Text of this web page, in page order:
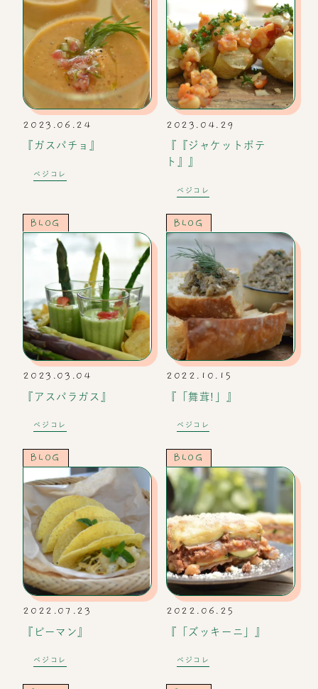
2023.06.24
『ガスパチョ』
ベジコレ
2023.04.29
『『ジャケットポテ
ト』』
ベジコレ
BLOG
2023.03.04
『アスパラガス』
ベジコレ
BLOG
2022.10.15
『「舞茸!」』
ベジコレ
BLOG
2022.07.23
『ピーマン』
ベジコレ
BLOG
2022.06.25
『「ズッキーニ」』
ベジコレ